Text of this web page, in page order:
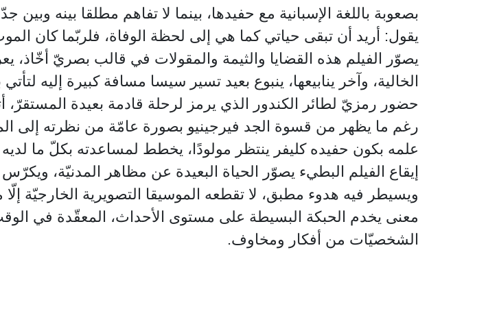
بصعوبة باللغة الإسبانية مع حفيدها، بينما لا تفاهم مطلقا بينه
يقول: أريد أن تبقى حياتي كما هي إلى لحظة الوفاة، فلربّما كان
يصوّر الفيلم هذه القضايا والثيمة والمقولات في قالب بصريّ أخّاذ،
الخالية، وآخر ينابيعها، ينبوع بعيد تسير سيسا مسافة كبيرة إليه
حضور رمزيّ لطائر الكندور الذي يرمز لرحلة قادمة بعيدة المستقرّ،
رغم ما يظهر من قسوة الجد فيرجينيو بصورة عامّة من نظرته إلى
علمه بكون حفيده كليفر ينتظر مولودًا، يخطط لمساعدته بكلّ ما
إيقاع الفيلم البطيء يصوّر الحياة البعيدة عن مظاهر المدنيّة،
ويسيطر فيه هدوء مطبق، لا تقطعه الموسيقا التصويرية الخارجيّة
معنى يخدم الحبكة البسيطة على مستوى الأحداث، المعقّدة في
الشخصيّات من أفكار ومخاوف.